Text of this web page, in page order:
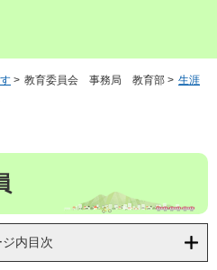
> 教育委員会 事務局 教育部 > 生涯
内目次